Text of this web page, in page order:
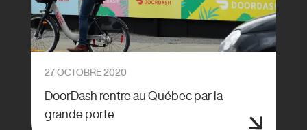
27 OCTOBRE 2020
DoorDash rentre au Québec par la
grande porte